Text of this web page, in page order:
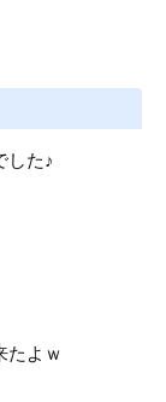
した♪
たよｗ